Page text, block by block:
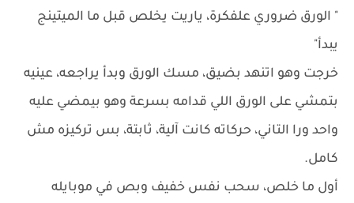
" الورق ضروري علفكرة، ياريت يخلص قبل ما الميتينج
يبدأ"
خرجت وهو اتنهد بضيق، مسك الورق وبدأ يراجعه، عينيه
بتمشي على الورق اللي قدامه بسرعة وهو بيمضي عليه
واحد ورا التاني، حركاته كانت آلية، ثابتة، بس تركيزه مش
كامل.
أول ما خلص، سحب نفس خفيف وبص في موبايله